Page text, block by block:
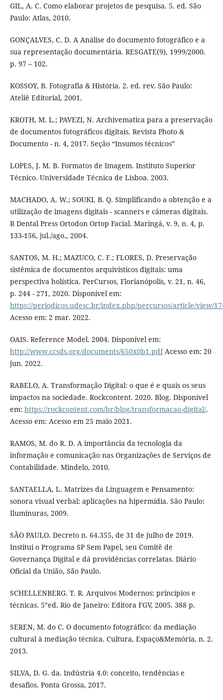
GIL, A. C. Como elaborar projetos de pesquisa. 5. ed. São
Paulo: Atlas, 2010.
GONÇALVES, C. D. A Análise do documento fotográfico e a
sua representação documentária. RESGATE(9), 1999/2000.
p. 97 – 102.
KOSSOY, B. Fotografia & História. 2. ed. rev. São Paulo:
Ateliê Editorial, 2001.
KROTH, M. L.; PAVEZI, N. Archivematica para a preservação
de documentos fotográficos digitais. Revista Photo &
Documento - n. 4, 2017. Seção “Insumos técnicos”
LOPES, J. M. B. Formatos de Imagem. Instituto Superior
Técnico. Universidade Técnica de Lisboa. 2003.
MACHADO, A. W.; SOUKI, B. Q. Simplificando a obtenção e a
utilização de imagens digitais - scanners e câmeras digitais.
R Dental Press Ortodon Ortop Facial. Maringá, v. 9, n. 4, p.
133-156, jul./ago., 2004.
SANTOS, M. H.; MAZUCO, C. F.; FLORES, D. Preservação
sistêmica de documentos arquivísticos digitais: uma
perspectiva holística. PerCursos, Florianópolis, v. 21, n. 46,
p. 244 - 271, 2020. Disponível em:
https://periodicos.udesc.br/index.php/percursos/article/view/
Acesso em: 2 mar. 2022.
OAIS. Reference Model. 2004. Disponível em:
http://www.ccsds.org/documents/650x0b1.pdfAcesso em: 20
jun. 2022.
RABELO, A. Transformação Digital: o que é e quais os seus
impactos na sociedade. Rockcontent. 2020. Blog. Disponível
em: https://rockcontent.com/br/blog/transformacao-digital/.
Acesso em: Acesso em 25 maio 2021.
RAMOS, M. do R. D. A importância da tecnologia da
informação e comunicação nas Organizações de Serviços de
Contabilidade. Mindelo, 2010.
SANTAELLA, L. Matrizes da Linguagem e Pensamento:
sonora visual verbal: aplicações na hipermídia. São Paulo:
Iluminuras, 2009.
SÃO PAULO. Decreto n. 64.355, de 31 de julho de 2019.
Institui o Programa SP Sem Papel, seu Comitê de
Governança Digital e dá providências correlatas. Diário
Oficial da União, São Paulo.
SCHELLENBERG. T. R. Arquivos Modernos: princípios e
técnicas. 5°ed. Rio de Janeiro: Editora FGV, 2005. 388 p.
SEREN, M. do C. O documento fotográfico: da mediação
cultural à mediação técnica. Cultura, Espaço&Memória, n. 2.
2013.
SILVA, D. G. da. Indústria 4.0: conceito, tendências e
desafios. Ponta Grossa, 2017.